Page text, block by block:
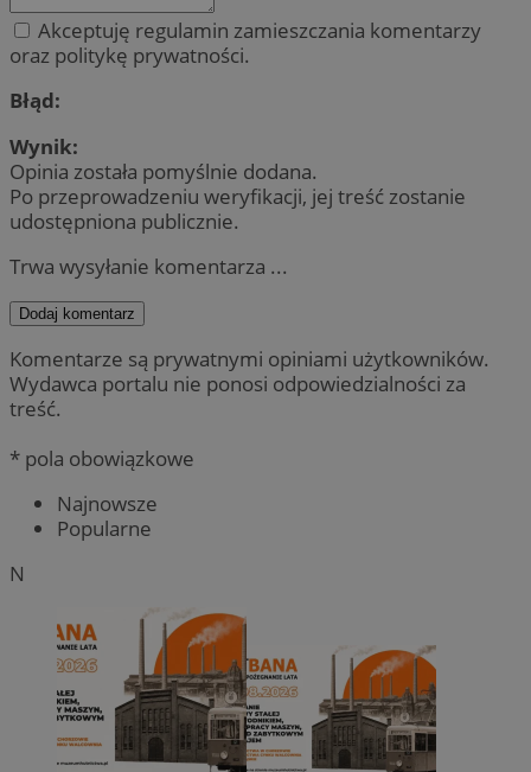
Akceptuję regulamin zamieszczania komentarzy
oraz politykę prywatności.
Błąd:
Wynik:
Opinia została pomyślnie dodana.
Po przeprowadzeniu weryfikacji, jej treść zostanie
udostępniona publicznie.
Trwa wysyłanie komentarza ...
Dodaj komentarz
Komentarze są prywatnymi opiniami użytkowników.
Wydawca portalu nie ponosi odpowiedzialności za
treść.
* pola obowiązkowe
Najnowsze
Popularne
N